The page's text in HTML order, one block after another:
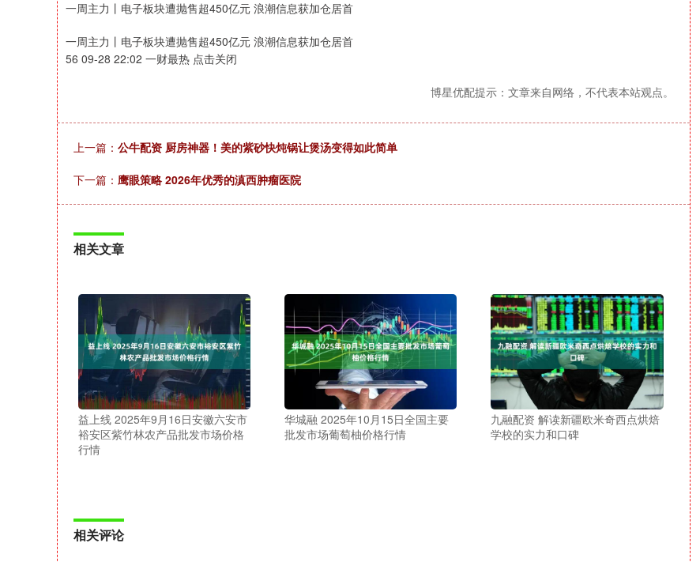
一周主力丨电子板块遭抛售超450亿元 浪潮信息获加仓居首
一周主力丨电子板块遭抛售超450亿元 浪潮信息获加仓居首
56 09-28 22:02 一财最热 点击关闭
博星优配提示：文章来自网络，不代表本站观点。
上一篇： 公牛配资 厨房神器！美的紫砂快炖锅让煲汤变得如此简单
下一篇： 鹰眼策略 2026年优秀的滇西肿瘤医院
相关文章
益上线 2025年9月16日安徽六安市
裕安区紫竹林农产品批发市场价格
行情
华城融 2025年10月15日全国主要
批发市场葡萄柚价格行情
九融配资 解读新疆欧米奇西点烘焙
学校的实力和口碑
相关评论